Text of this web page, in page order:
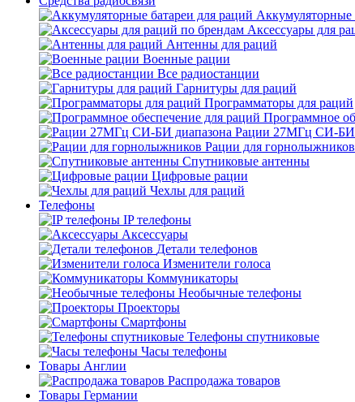
Аккумуляторные
Аксессуары для
Антенны для раций
Военные рации
Все радиостанции
Гарнитуры для раций
Программаторы для раций
Программное
Рации 27МГц СИ-БИ
Рации для горнолыжников
Спутниковые антенны
Цифровые рации
Чехлы для раций
Телефоны
IP телефоны
Аксессуары
Детали телефонов
Изменители голоса
Коммуникаторы
Необычные телефоны
Проекторы
Смартфоны
Телефоны спутниковые
Часы телефоны
Товары Англии
Распродажа товаров
Товары Германии